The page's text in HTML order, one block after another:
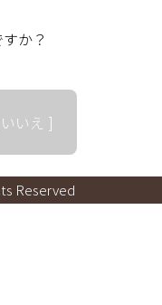
か？
いえ ]
Reserved